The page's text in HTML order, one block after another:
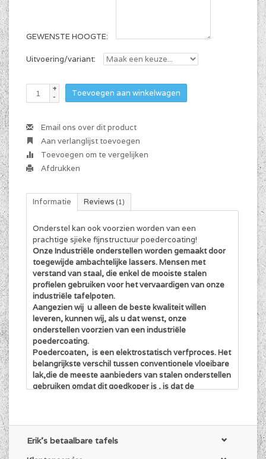
GEWENSTE HOOGTE:
Uitvoering/variant:
+
-
Toevoegen aan winkelwagen
Email ons over dit product
Aan verlanglijst toevoegen
Toevoegen om te vergelijken
Afdrukken
Informatie Reviews (1)
Onderstel kan ook voorzien worden van een
prachtige sjieke fijnstructuur poedercoating!
Onze Industriële onderstellen worden gemaakt door
toegewijde ambachtelijke lassers. Mensen met
verstand van staal, die enkel de mooiste stalen
profielen gebruiken voor het vervaardigen van onze
industriële tafelpoten.
Aangezien wij u alleen de beste kwaliteit willen
leveren, kunnen wij, als u dat wenst, onze
onderstellen voorzien van een industriële
poedercoating.
Poedercoaten, is een elektrostatisch verfproces. Het
belangrijkste verschil tussen conventionele vloeibare
lak,die de meeste aanbieders van stalen onderstellen
gebruiken omdat dit goedkoper is , is dat de
Door het elektrostatisch principe blijft het poeder
Erik's betaalbare tafels